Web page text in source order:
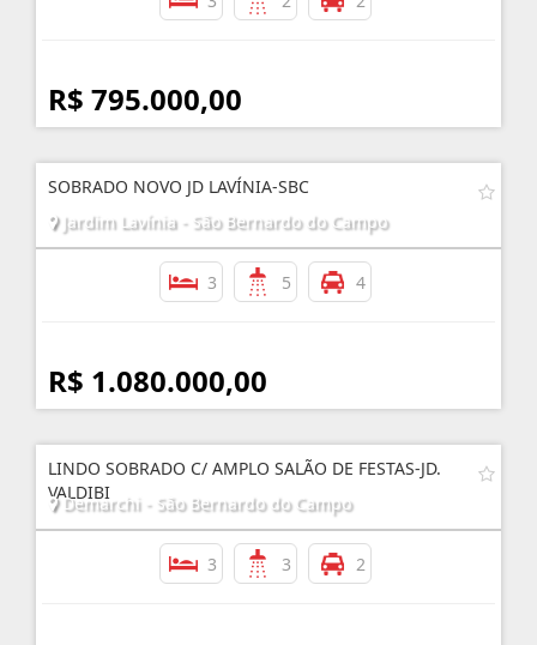
R$ 795.000,00
SOBRADO NOVO JD LAVÍNIA-SBC
Jardim Lavínia - São Bernardo do Campo
3 5 4
R$ 1.080.000,00
LINDO SOBRADO C/ AMPLO SALÃO DE FESTAS-JD.
VALDIBI
Demarchi - São Bernardo do Campo
3 3 2